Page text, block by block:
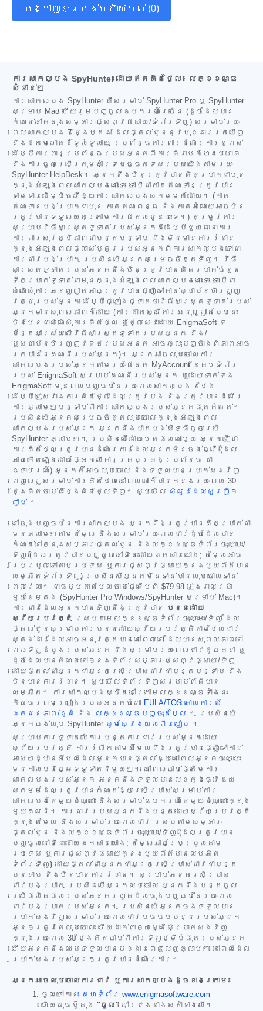
បង្ហាញទម្រង់មតិយោបល់ (0)
ការសាកល្បង SpyHunter ដោយឥតគិតថ្លៃ៖ លក្ខខណ្ឌ
សំខាន់ៗ
ការសាកល្បង SpyHunter គឺសម្រាប់ SpyHunter Pro ឬ SpyHunter
សម្រាប់ Mac ហើយរួមបញ្ចូលឧបករណ៍ច្រើន (ដូចដែលបាន
កំណត់នៅក្នុងសម្ភារៈផ្សព្វផ្សាយ/ទំព័រទិញ) សម្រាប់រយៈ
ពេលសាកល្បង 7 ថ្ងៃម្តង ដែលផ្តល់ជូននូវមុខងាររកឃើញ
និងដកមេរោគដ៏ទូលំទូលាយ ប្រព័ន្ធការពារដំណើរការខ្ពស់
ដើម្បីការពារប្រព័ន្ធរបស់អ្នកពីការគំរាមកំហែងមេរោគ
និងការចូលប្រើក្រុមគាំទ្របច្ចេកទេសរបស់យើងតាមរយៈ
SpyHunter HelpDesk។ អ្នកនឹងមិនត្រូវបានគិតប្រាក់ជាមុន
ក្នុងអំឡុងពេលសាកល្បងនោះទេ ទោះបីជាកាតឥណទានត្រូវបាន
ទាមទារដើម្បីធ្វើឱ្យការសាកល្បងសកម្មក៏ដោយ។ (កាត
ឥណទានបង់ប្រាក់ជាមុន កាតឥណពន្ធ និងកាតអំណោយអាចមិន
ត្រូវបានទទួលយកក្រោមការផ្តល់ជូននេះទេ។) តម្រូវការ
សម្រាប់វិធីសាស្ត្រទូទាត់របស់អ្នកគឺដើម្បីជួយធានាការ
ការពារសុវត្ថិភាពជាបន្តបន្ទាប់ និងមិនមានការរំខាន
ក្នុងអំឡុងពេលផ្លាស់ប្តូររបស់អ្នកពីការសាកល្បងទៅជា
ការជាវបង់ប្រាក់ ប្រសិនបើអ្នកសម្រេចចិត្តទិញ។ វិធី
សាស្ត្រទូទាត់របស់អ្នកនឹងមិនត្រូវបានគិតប្រាក់ចំនួន
ទឹកប្រាក់ទូទាត់ជាមុនក្នុងអំឡុងពេលសាកល្បងនោះទេ ទោះបីជា
សំណើសុំការអនុញ្ញាតអាចត្រូវបានផ្ញើទៅកាន់ស្ថាប័នហិរញ្ញ
វត្ថុរបស់អ្នក ដើម្បីផ្ទៀងផ្ទាត់ថាវិធីសាស្ត្រទូទាត់របស់
អ្នកមានសុពលភាពក៏ដោយ (ការដាក់ស្នើការអនុញ្ញាតបែបនេះ
មិនមែនជាសំណើសុំការគិតថ្លៃ ឬថ្លៃសេវាដោយ EnigmaSoft ទេ
ប៉ុន្តែអាស្រ័យលើវិធីសាស្ត្រទូទាត់របស់អ្នក និង/
ឬស្ថាប័នហិរញ្ញវត្ថុរបស់អ្នក អាចឆ្លុះបញ្ចាំងពីភាពអាច
រកបាននៃគណនីរបស់អ្នក)។ អ្នកអាចលុបចោលការ
សាកល្បងរបស់អ្នកតាមរយៈផ្នែក MyAccount នៃគេហទំព័រ
របស់ EnigmaSoft សម្រាប់គណនីរបស់អ្នក ឬដោយទាក់ទង
EnigmaSoft មុនពេលបញ្ចប់នៃរយៈពេលសាកល្បង 7 ថ្ងៃ
ដើម្បីជៀសវាងការគិតថ្លៃដែលត្រូវបង់ និងត្រូវបានដំណើរ
ការភ្លាមៗបន្ទាប់ពីការសាកល្បងរបស់អ្នកផុតកំណត់។
ប្រសិនបើអ្នកសម្រេចចិត្តលុបចោលក្នុងអំឡុងពេល
សាកល្បងរបស់អ្នក អ្នកនឹងបាត់បង់សិទ្ធិចូលប្រើ
SpyHunter ភ្លាមៗ។ ប្រសិនបើដោយហេតុផលណាមួយ អ្នកជឿថា
ការគិតថ្លៃត្រូវបានដំណើរការដែលអ្នកមិនចង់ធ្វើ (ដែល
អាចកើតឡើងដោយផ្អែកលើការគ្រប់គ្រងប្រព័ន្ធ ជា
ឧទាហរណ៍) អ្នកក៏អាចលុបចោល និងទទួលបានប្រាក់សងវិញ
ពេញលេញសម្រាប់ការគិតថ្លៃនៅពេលណាក៏បានក្នុងរយៈពេល 30
ថ្ងៃគិតចាប់ពីថ្ងៃគិតថ្លៃទិញ។ សូមមើល សំណួរដែលសួរញឹក
ញាប់ ។
នៅចុងបញ្ចប់នៃការសាកល្បង អ្នកនឹងត្រូវបានគិតប្រាក់ជា
មុនភ្លាមៗតាមតម្លៃ និងសម្រាប់រយៈពេលជាវដូចដែលបាន
កំណត់នៅក្នុងសម្ភារៈផ្តល់ជូន និងលក្ខខណ្ឌទំព័រចុះឈ្មោះ/
ទិញ (ដែលត្រូវបានបញ្ចូលនៅទីនេះដោយឯកសារយោង; តម្លៃអាច
ប្រែប្រួលទៅតាមប្រទេស ឬការផ្សព្វផ្សាយក្នុងមួយព័ត៌មាន
លម្អិតទំព័រទិញ) ប្រសិនបើអ្នកមិនទាន់បានលុបចោលទាន់
ពេលវេលា។ ជាធម្មតាតម្លៃចាប់ផ្តើមពី $79.98 រៀងរាល់ប្រាំ
មួយខែម្តង (SpyHunter Pro Windows/SpyHunter សម្រាប់ Mac)។
ការជាវដែលអ្នកបានទិញនឹងត្រូវបាន
បន្តដោយ
ស្វ័យប្រវត្តិ ស្របតាមលក្ខខណ្ឌទំព័រចុះឈ្មោះ/ទិញ ដែល
ផ្តល់ជូនសម្រាប់ការបន្តដោយស្វ័យប្រវត្តិតាមថ្លៃជាវ
ស្តង់ដារដែលអាចអនុវត្តបាននៅពេលនោះ ដែលមានសុពលភាពនៅ
ពេលទិញដំបូងរបស់អ្នក និងសម្រាប់រយៈពេលជាវដូចគ្នា ឬ
ដូចដែលបានកំណត់នៅក្នុងទំព័រសម្ភារៈផ្សព្វផ្សាយ/ទិញ
ដោយផ្តល់ថាអ្នកជាអ្នកប្រើប្រាស់ជាវជាបន្តបន្ទាប់ និង
មិនមានការរំខាន។ សូមមើលទំព័រទិញសម្រាប់ព័ត៌មាន
លម្អិត។ ការសាកល្បងស្ថិតនៅក្រោមលក្ខខណ្ឌទាំងនេះ
កិច្ចព្រមព្រៀងរបស់អ្នកចំពោះ EULA/TOS គោលការណ៍
ឯកជនភាព/ខូគី
និង លក្ខខណ្ឌបញ្ចុះតម្លៃ ។ ប្រសិនបើ
អ្នកចង់លុប SpyHunter សូមស្វែងយល់ពីរបៀប ។
សម្រាប់ការទូទាត់លើការបន្តការជាវរបស់អ្នកដោយ
ស្វ័យប្រវត្តិ ការរំលឹកតាមអ៊ីមែលនឹងត្រូវបានផ្ញើទៅកាន់
អាសយដ្ឋានអ៊ីមែលដែលអ្នកបានផ្តល់ឱ្យនៅពេលអ្នកចុះឈ្មោះ
មុនកាលបរិច្ឆេទទូទាត់នីមួយៗ។ នៅពេលចាប់ផ្តើមការ
សាកល្បងរបស់អ្នក អ្នកនឹងទទួលបានលេខកូដធ្វើឱ្យ
សកម្មដែលត្រូវបានកំណត់ឱ្យប្រើប្រាស់សម្រាប់ការ
សាកល្បងតែមួយប៉ុណ្ណោះ និងសម្រាប់ឧបករណ៍តែមួយប៉ុណ្ណោះក្នុង
មួយគណនី។ ការជាវរបស់អ្នកនឹងបន្តដោយស្វ័យប្រវត្តិ
ក្នុងតម្លៃ និងសម្រាប់រយៈពេលជាវ ស្របតាមសម្ភារៈ
ផ្តល់ជូន និងលក្ខខណ្ឌទំព័រចុះឈ្មោះ/ទិញ (ដែលត្រូវបាន
បញ្ចូលនៅទីនេះដោយឯកសារយោង; តម្លៃអាចប្រែប្រួលតាម
ប្រទេស ឬការផ្សព្វផ្សាយក្នុងមួយព័ត៌មានលម្អិត
ទំព័រទិញ) ដោយផ្តល់ថាអ្នកជាអ្នកប្រើប្រាស់ជាវជាបន្ត
បន្ទាប់ និងមិនមានការរំខាន។ សម្រាប់អ្នកប្រើប្រាស់
ជាវបង់ប្រាក់ ប្រសិនបើអ្នកលុបចោល អ្នកនឹងបន្តចូល
ប្រើផលិតផលរបស់អ្នករហូតដល់ចុងបញ្ចប់នៃរយៈពេល
ជាវបង់ប្រាក់របស់អ្នក។ ប្រសិនបើអ្នកចង់ទទួលបាន
ប្រាក់សងវិញសម្រាប់រយៈពេលជាវបច្ចុប្បន្នរបស់អ្នក
អ្នកត្រូវតែលុបចោល ហើយដាក់ពាក្យស្នើសុំប្រាក់សងវិញ
ក្នុងរយៈពេល 30 ថ្ងៃគិតចាប់ពីការទិញថ្មីបំផុតរបស់អ្នក
ហើយអ្នកនឹងឈប់ទទួលបានមុខងារពេញលេញភ្លាមៗ នៅពេលដែល
ប្រាក់សងរបស់អ្នកត្រូវបានដំណើរការ។
អ្នកអាចលុបចោលការជាវ ឬការសាកល្បងដូចខាងក្រោម៖
ចូលទៅកាន់ គេហទំព័រ www.enigmasoftware.com
ហើយចុចប៊ូតុង "ចូល" នៅជ្រុងខាងស្តាំខាងលើ។